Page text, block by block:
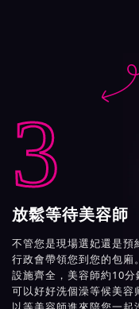
3
放鬆等待美容師
不管您是現場選妃還是預
行政會帶領您到您的包廂
設施齊全，美容師約10
可以好好洗個澡等候美容